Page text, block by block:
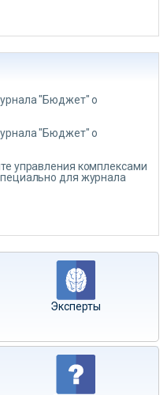
"Бюджет" о
"Бюджет" о
управления комплексами
для журнала
Эксперты